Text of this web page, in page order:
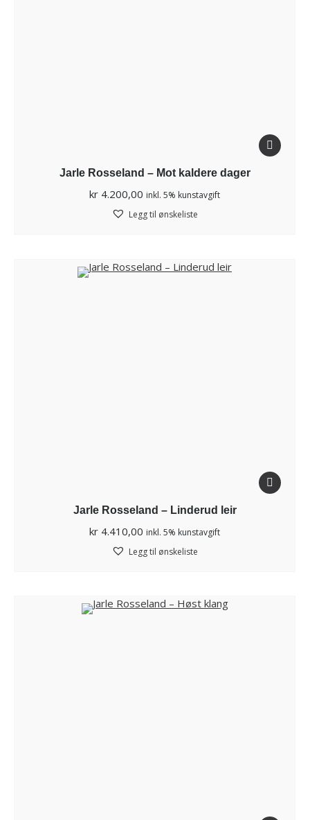
Jarle Rosseland – Mot kaldere dager
kr 4.200,00 inkl. 5% kunstavgift
Legg til ønskeliste
Jarle Rosseland – Linderud leir
kr 4.410,00 inkl. 5% kunstavgift
Legg til ønskeliste